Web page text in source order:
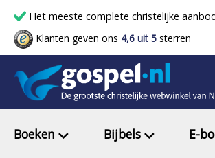
Het meeste complete christelijke
Klanten geven ons 4,6 uit 5 sterren
Boeken Bijbels E-